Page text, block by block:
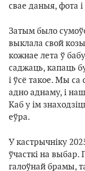
свае даныя, фота
Затым было
выклала свой
кожнае лета ў
саджаць, капаць
і ўсё такое. Мы са
адно аднаму, і
Каб у ім
еўра.
У кастрычніку
ўчасткі на выбар.
галоўнай брамы,